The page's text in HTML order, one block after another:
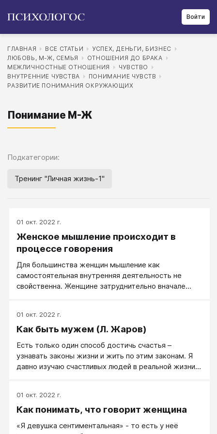
Войти
ГЛАВНАЯ ВСЕ СТАТЬИ
УСПЕХ, ДЕНЬГИ, БИЗНЕС
ЛЮБОВЬ, М-Ж, СЕМЬЯ
ОТНОШЕНИЯ ДО БРАКА
МЕЖЛИЧНОСТНЫЕ ОТНОШЕНИЯ
ЧУВСТВО
ВНУТРЕННИЕ ЧУВСТВА
ПОНИМАНИЕ ЧУВСТВ
РАЗВИТИЕ ПОНИМАНИЯ ОКРУЖАЮЩИХ
Понимание М-Ж
Подкатегории:
Тренинг "Личная жизнь-1"
01 окт. 2022 г.
Женское мышление происходит в
процессе говорения
Для большинства женщин мышление как
самостоятельная внутренняя деятельность не
свойственна. Женщине затруднительно вначале
без речи невозможно, точнее - в сопровождении
речи оно происходит более легко и привычно.
свою мысль внутри себя, потом сказал - для
женщин возможен, но затруднителен.
01 окт. 2022 г.
Как быть мужем (Л. Жаров)
Есть только один способ достичь счастья –
узнавать законы жизни и жить по этим законам. Я
давно изучаю счастливых людей в реальной жизни –
кто у вас лидер в семье, мне понятно! Я был слегка
ошарашен – никогда не думал, кто у нас лидер.
разговорах женщины дали мне понять, что, по их
01 окт. 2022 г.
Как понимать, что говорит женщина
«Я девушка сентиментальная» - то есть у неё